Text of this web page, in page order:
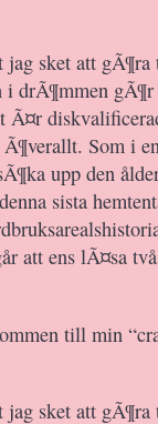
sket att gÃ¶ra
drÃ¶mmen gÃ¶r
Ã¤r
Som i
upp den
sista
att ens lÃ¤sa
till min
sket att gÃ¶ra